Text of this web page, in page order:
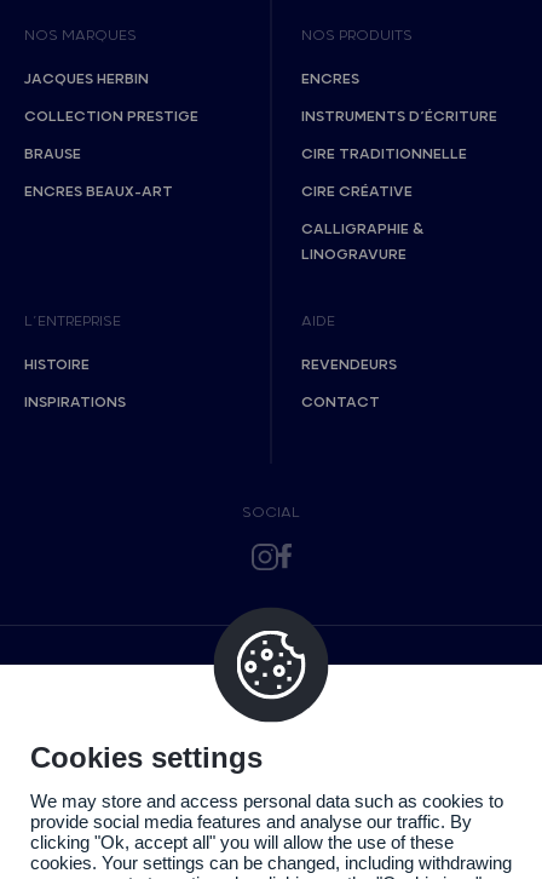
NOS MARQUES
JACQUES HERBIN
COLLECTION PRESTIGE
BRAUSE
ENCRES BEAUX-ART
NOS PRODUITS
ENCRES
INSTRUMENTS D’ÉCRITURE
CIRE TRADITIONNELLE
CIRE CRÉATIVE
CALLIGRAPHIE &
LINOGRAVURE
L’ENTREPRISE
HISTOIRE
INSPIRATIONS
AIDE
REVENDEURS
CONTACT
SOCIAL
Cookies settings
We may store and access personal data such as cookies to
provide social media features and analyse our traffic. By
clicking "Ok, accept all" you will allow the use of these
cookies. Your settings can be changed, including withdrawing